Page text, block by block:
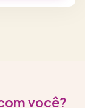
você?